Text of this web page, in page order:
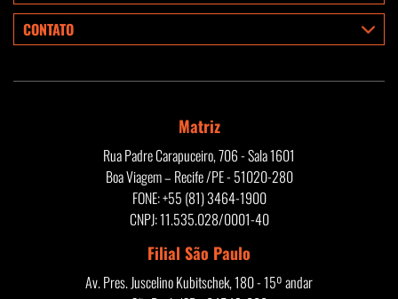
CONTATO
Matriz
Rua Padre Carapuceiro, 706 - Sala 1601
Boa Viagem – Recife /PE - 51020-280
FONE: +55 (81) 3464-1900
CNPJ: 11.535.028/0001-40
Filial São Paulo
Av. Pres. Juscelino Kubitschek, 180 - 15º andar